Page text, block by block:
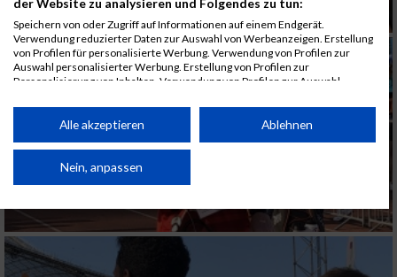
Speichern von oder Zugriff auf Informationen auf einem Endgerät.
Verwendung reduzierter Daten zur Auswahl von Werbeanzeigen. Erstellung
von Profilen für personalisierte Werbung. Verwendung von Profilen zur
Auswahl personalisierter Werbung. Erstellung von Profilen zur
Personalisierung von Inhalten. Verwendung von Profilen zur Auswahl
Performance von Inhalten. Analyse von Zielgruppen durch Statistiken oder
Kombinationen von Daten aus verschiedenen Quellen. Entwicklung und
von Inhalten.
Daten können außerhalb der Europäischen Union weitergegeben und in die
Website/App.
Partnerliste anzeigen (1 IAB-Anbieter)
Alle akzeptieren Ablehnen
Nein, anpassen